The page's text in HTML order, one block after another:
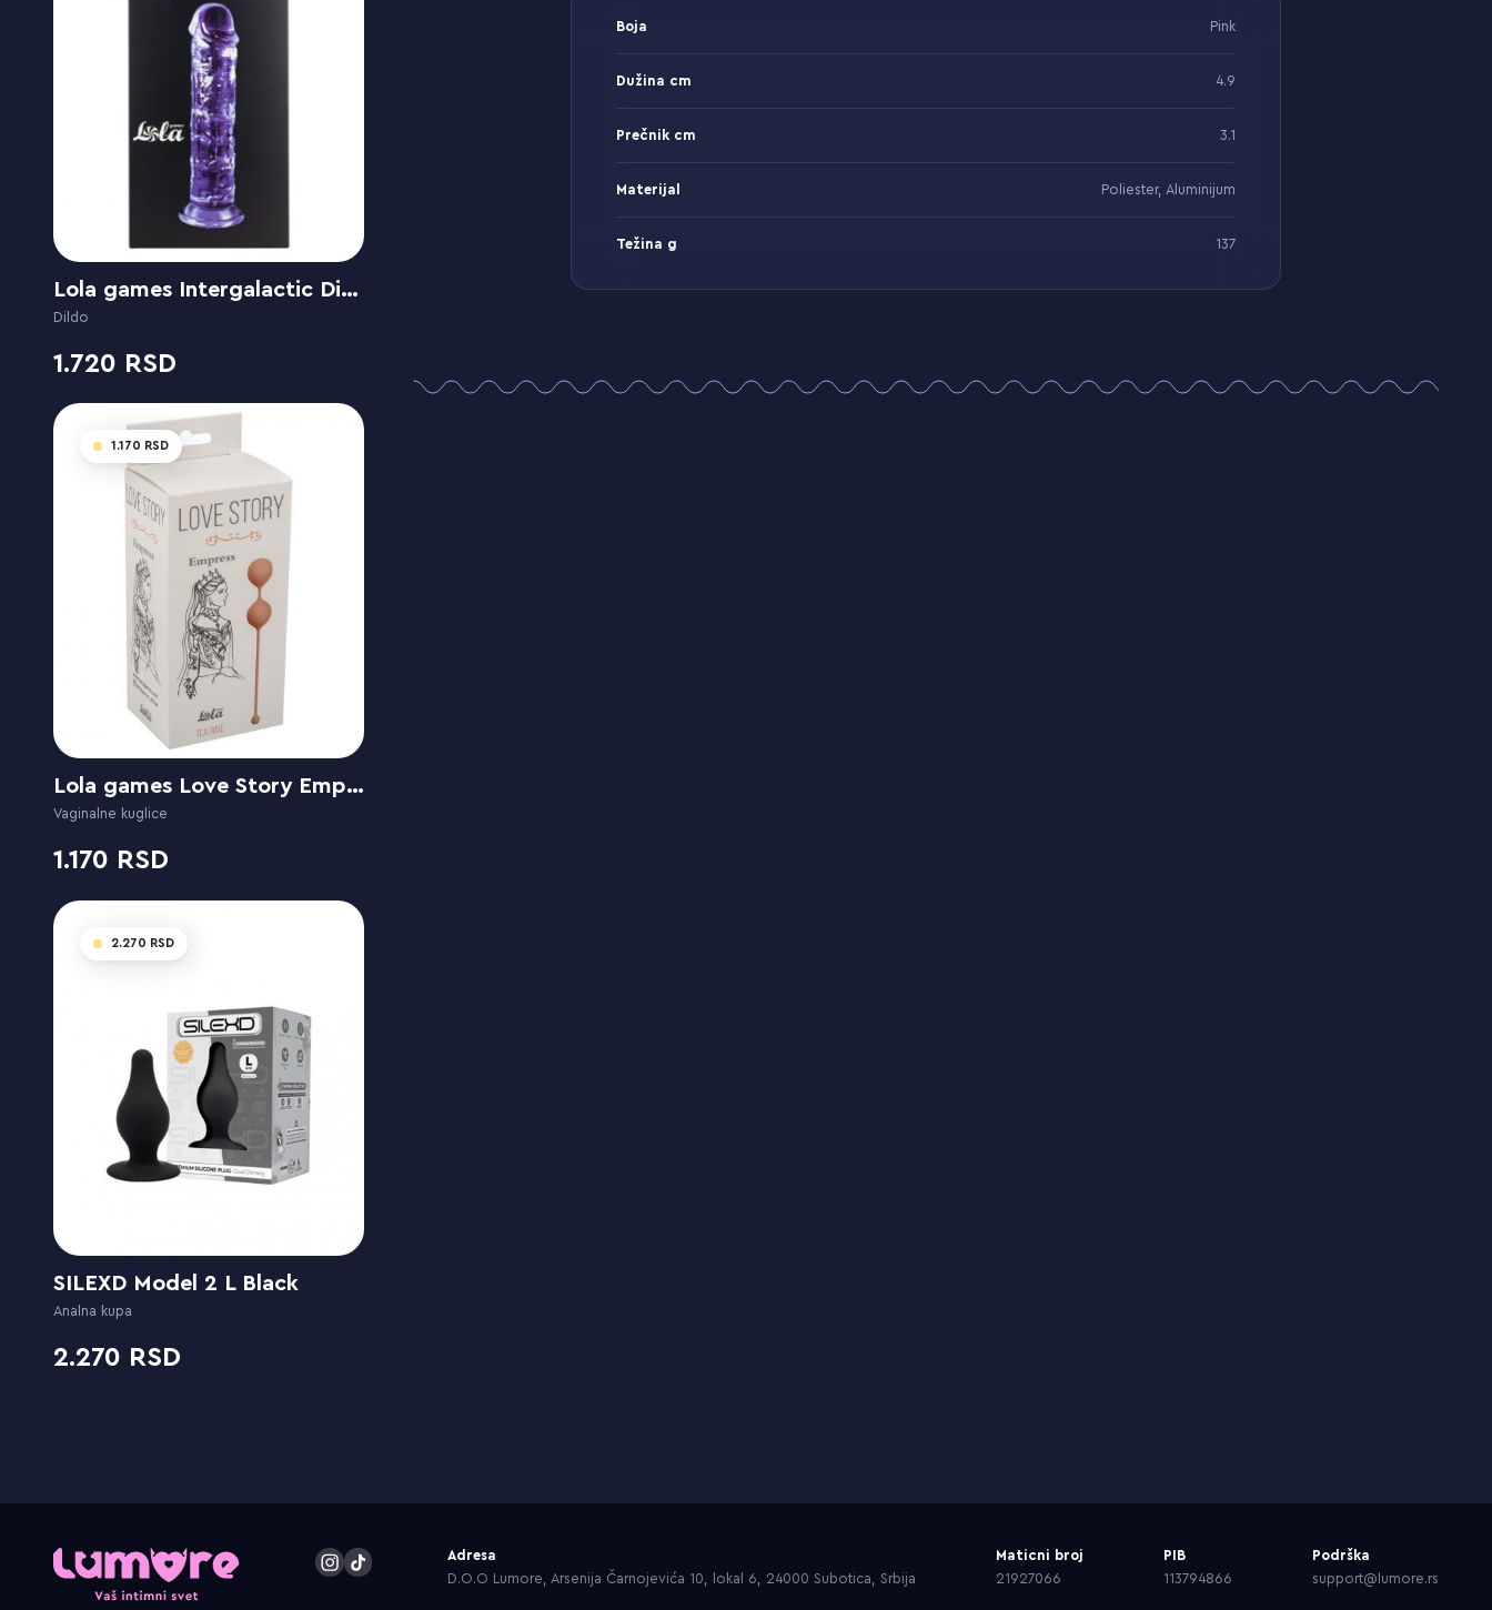
Lola games Intergalactic Distortion Purple
Dildo
1.720
1.170
Lola games Love Story Empress Tea Rose
Vaginalne kuglice
1.170
2.270
SILEXD Model 2 L Black
Analna kupa
2.270
Boja Pink
Dužina cm 4.9
Prečnik cm 3.1
Materijal Poliester, Aluminijum
Težina g 137
Adresa
D.O.O Lumore, Arsenija Čarnojevića 10, lokal 6, 24000 Subotica, Srbija
Maticni broj
21927066
PIB
113794866
Podrška
support@lumore.rs